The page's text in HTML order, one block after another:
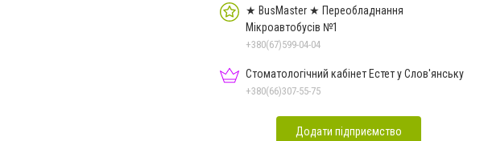
★ BusMaster ★ Переобладнання
Мікроавтобусів №1
+380(67)599-04-04
Стоматологічний кабінет Естет у Слов'янську
+380(66)307-55-75
Додати підприємство